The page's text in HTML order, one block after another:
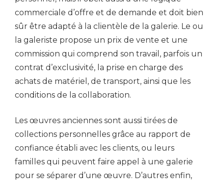
commerciale d’offre et de demande et doit bien
sûr être adapté à la clientèle de la galerie. Le ou
la galeriste propose un prix de vente et une
commission qui comprend son travail, parfois un
contrat d’exclusivité, la prise en charge des
achats de matériel, de transport, ainsi que les
conditions de la collaboration.
Les œuvres anciennes sont aussi tirées de
collections personnelles grâce au rapport de
confiance établi avec les clients, ou leurs
familles qui peuvent faire appel à une galerie
pour se séparer d’une œuvre. D’autres enfin,